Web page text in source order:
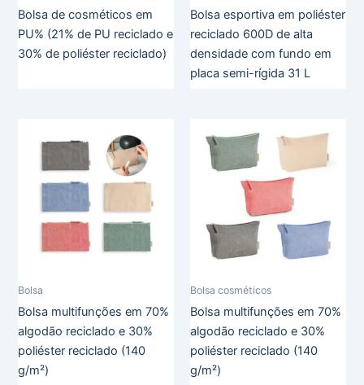
Bolsa de cosméticos em
PU% (21% de PU reciclado e
30% de poliéster reciclado)
Bolsa esportiva em poliéster
reciclado 600D de alta
densidade com fundo em
placa semi-rígida 31 L
Bolsa
Bolsa multifunções em 70%
algodão reciclado e 30%
poliéster reciclado (140
g/m²)
Bolsa cosméticos
Bolsa multifunções em 70%
algodão reciclado e 30%
poliéster reciclado (140
g/m²)